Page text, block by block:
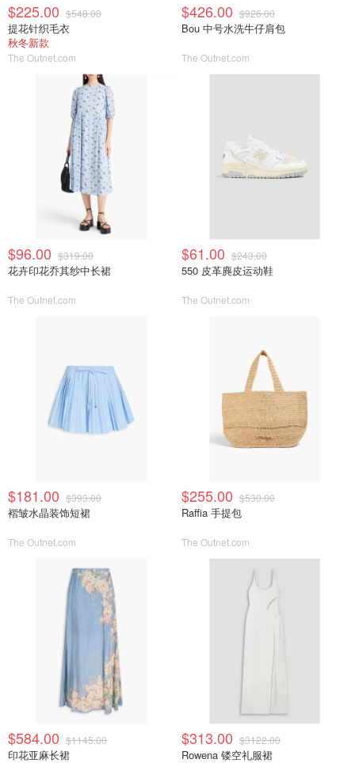
$225.00 $548.00
提花针织毛衣
秋冬新款
The Outnet.com
$426.00 $926.00
Bou 中号水洗牛仔肩包
The Outnet.com
$96.00 $319.00
花卉印花乔其纱中长裙
The Outnet.com
$61.00 $243.00
550 皮革麂皮运动鞋
The Outnet.com
$181.00 $393.00
褶皱水晶装饰短裙
The Outnet.com
$255.00 $530.00
Raffia 手提包
The Outnet.com
$584.00 $1145.00
印花亚麻长裙
$313.00 $3122.00
Rowena 镂空礼服裙